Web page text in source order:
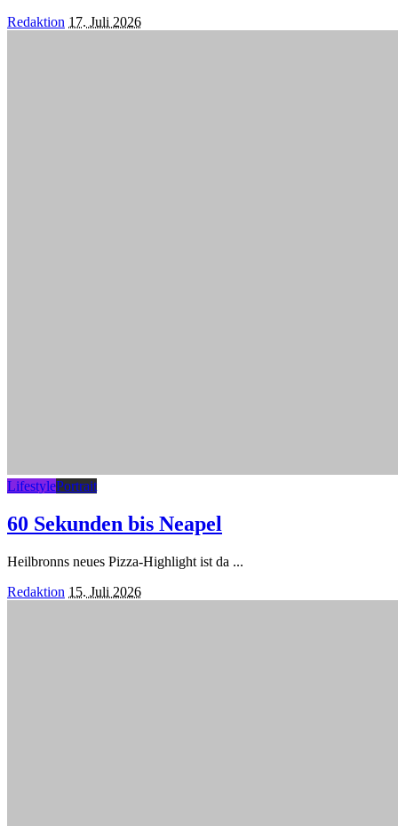
Posted
Redaktion 17. Juli 2026
LifestylePortrait
60 Sekunden bis Neapel
Heilbronns neues Pizza-Highlight ist da ...
Posted
Redaktion 15. Juli 2026